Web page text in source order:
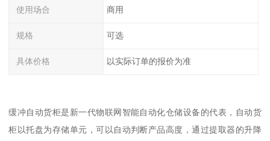
使用场合 商用
规格 可选
具体价格 以实际订单的报价为准
缓冲自动货柜是新一代物联网智能自动化仓储设备的代表，自动货
柜以托盘为存储单元，可以自动判断产品高度，通过提取器的升降